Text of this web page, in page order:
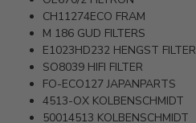
CH11274ECO FRAM
M 186 GUD FILTERS
E1023HD232 HENGST FILTER
SO8039 HIFI FILTER
FO-ECO127 JAPANPARTS
4513-OX KOLBENSCHMIDT
50014513 KOLBENSCHMIDT